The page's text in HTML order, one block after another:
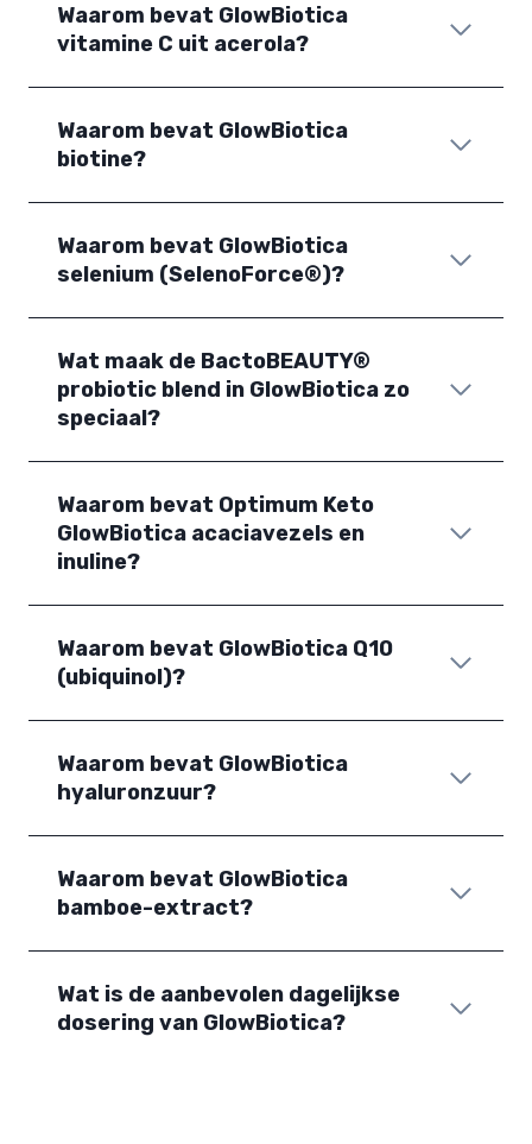
Waarom bevat GlowBiotica
vitamine C uit acerola?
Waarom bevat GlowBiotica
biotine?
Waarom bevat GlowBiotica
selenium (SelenoForce®)?
Wat maak de BactoBEAUTY®
probiotic blend in GlowBiotica zo
speciaal?
Waarom bevat Optimum Keto
GlowBiotica acaciavezels en
inuline?
Waarom bevat GlowBiotica Q10
(ubiquinol)?
Waarom bevat GlowBiotica
hyaluronzuur?
Waarom bevat GlowBiotica
bamboe-extract?
Wat is de aanbevolen dagelijkse
dosering van GlowBiotica?